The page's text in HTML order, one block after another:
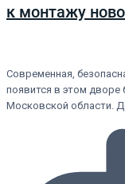
к монтажу
Современная,
появится в этом дворе
Московской области.